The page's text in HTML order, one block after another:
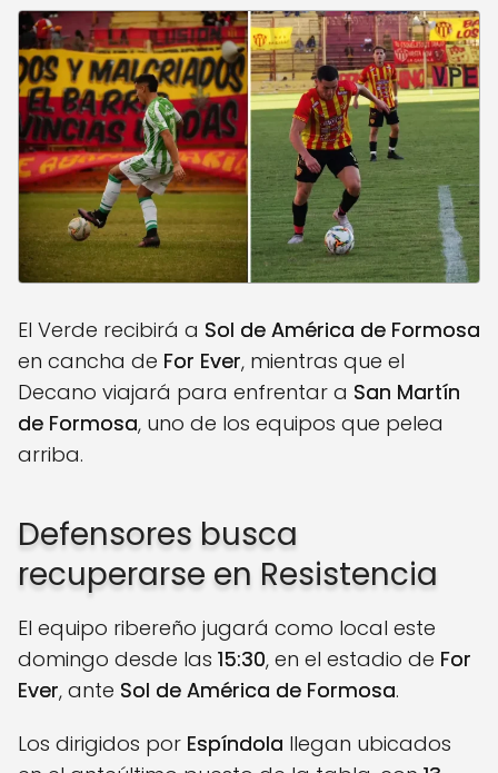
El Verde recibirá a Sol de América de Formosa
en cancha de For Ever, mientras que el
Decano viajará para enfrentar a San Martín
de Formosa, uno de los equipos que pelea
arriba.
Defensores busca
recuperarse en Resistencia
El equipo ribereño jugará como local este
domingo desde las 15:30, en el estadio de For
Ever, ante Sol de América de Formosa.
Los dirigidos por Espíndola llegan ubicados